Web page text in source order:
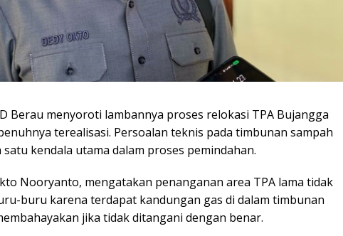
Berau menyoroti lambannya proses relokasi TPA Bujangga
terealisasi. Persoalan teknis pada timbunan sampah
kendala utama dalam proses pemindahan.
Nooryanto, mengatakan penanganan area TPA lama tidak
buru karena terdapat kandungan gas di dalam timbunan
jika tidak ditangani dengan benar.